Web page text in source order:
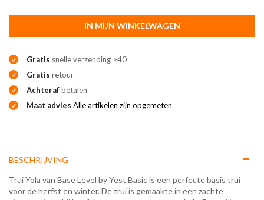
IN MIJN WINKELWAGEN
Gratis snelle verzending >40
Gratis retour
Achterafbetalen
Maat advies Alle artikelen zijn opgemeten
BESCHRIJVING
Trui Yola van Base Level by Yest Basic is een perfecte basis trui
voor de herfst en winter. De trui is gemaakte in een zachte